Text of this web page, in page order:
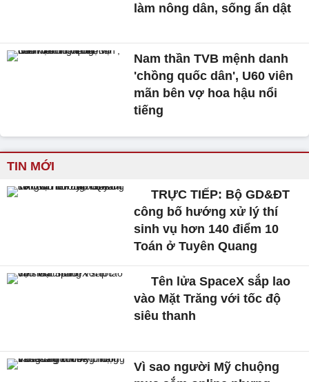
làm nông dân, sống ẩn dật
Nam thần TVB mệnh danh
'chồng quốc dân', U60 viên
mãn bên vợ hoa hậu nổi
tiếng
TIN MỚI
TRỰC TIẾP: Bộ GD&ĐT
công bố hướng xử lý thí
sinh vụ hơn 140 điểm 10
Toán ở Tuyên Quang
Tên lửa SpaceX sắp lao
vào Mặt Trăng với tốc độ
siêu thanh
Vì sao người Mỹ chuộng